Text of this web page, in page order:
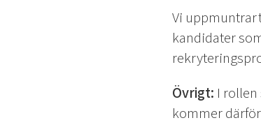
Vi uppmuntrar
kandidater
Övrigt: I
kommer